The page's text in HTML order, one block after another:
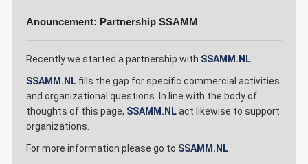
Anouncement: Partnership SSAMM
Recently we started a partnership with SSAMM.NL
SSAMM.NLfills the gap for specific commercial activities
and organizational questions. In line with the body of
thoughts of this page, SSAMM.NLact likewise to support
organizations.
For more information please go to SSAMM.NL